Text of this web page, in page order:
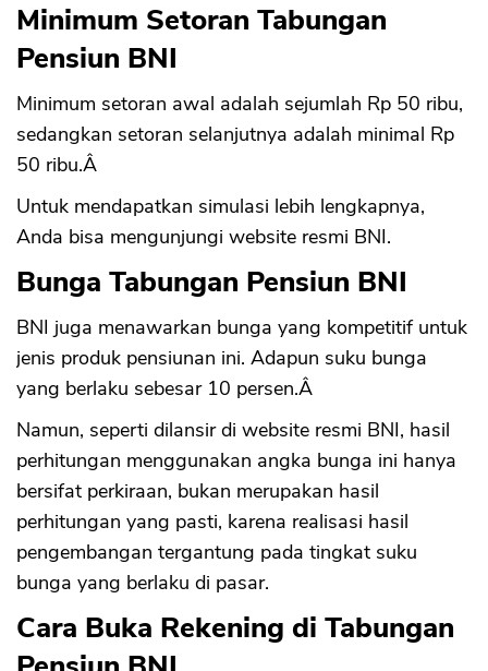
Minimum Setoran Tabungan
Pensiun BNI
Minimum setoran awal adalah sejumlah Rp 50 ribu,
sedangkan setoran selanjutnya adalah minimal Rp
50 ribu.Â
Untuk mendapatkan simulasi lebih lengkapnya,
Anda bisa mengunjungi website resmi BNI.
Bunga Tabungan Pensiun BNI
BNI juga menawarkan bunga yang kompetitif untuk
jenis produk pensiunan ini. Adapun suku bunga
yang berlaku sebesar 10 persen.Â
Namun, seperti dilansir di website resmi BNI, hasil
perhitungan menggunakan angka bunga ini hanya
bersifat perkiraan, bukan merupakan hasil
perhitungan yang pasti, karena realisasi hasil
pengembangan tergantung pada tingkat suku
bunga yang berlaku di pasar.
Cara Buka Rekening di Tabungan